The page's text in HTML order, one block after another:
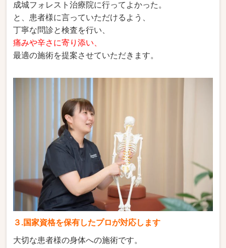
成城フォレスト治療院に行ってよかった。
と、患者様に言っていただけるよう、
丁寧な問診と検査を行い、
痛みや辛さに寄り添い、
最適の施術を提案させていただきます。
３.国家資格を保有したプロが対応します
大切な患者様の身体への施術です。